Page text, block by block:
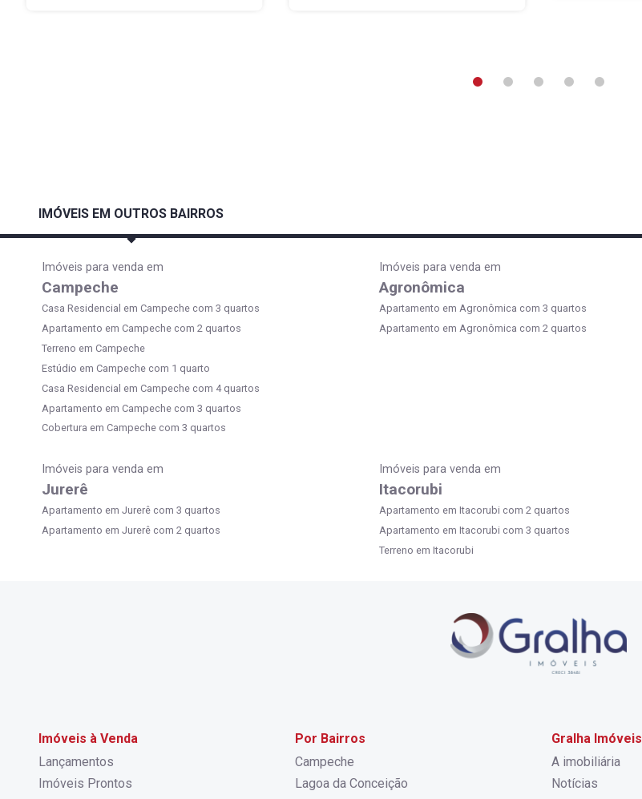
IMÓVEIS EM OUTROS BAIRROS
Imóveis para venda em
Campeche
Casa Residencial em Campeche com 3 quartos
Apartamento em Campeche com 2 quartos
Terreno em Campeche
Estúdio em Campeche com 1 quarto
Casa Residencial em Campeche com 4 quartos
Apartamento em Campeche com 3 quartos
Cobertura em Campeche com 3 quartos
Imóveis para venda em
Agronômica
Apartamento em Agronômica com 3 quartos
Apartamento em Agronômica com 2 quartos
Imóveis para venda em
Jurerê
Apartamento em Jurerê com 3 quartos
Apartamento em Jurerê com 2 quartos
Imóveis para venda em
Itacorubi
Apartamento em Itacorubi com 2 quartos
Apartamento em Itacorubi com 3 quartos
Terreno em Itacorubi
Imóveis à Venda
Lançamentos
Imóveis Prontos
Por Bairros
Campeche
Lagoa da Conceição
Gralha Imóveis
A imobiliária
Notícias